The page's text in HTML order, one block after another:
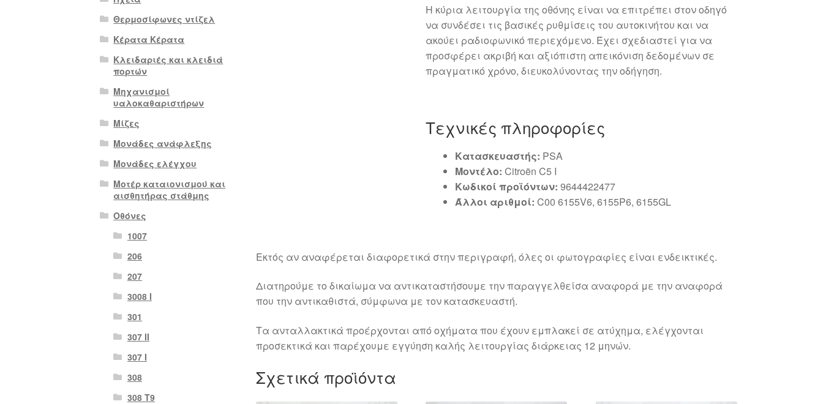
Η κύρια λειτουργία της οθόνης είναι να επιτρέπει στον οδηγό
να συνδέσει τις βασικές ρυθμίσεις του αυτοκινήτου και να
ακούει ραδιοφωνικό περιεχόμενο. Έχει σχεδιαστεί για να
προσφέρει ακριβή και αξιόπιστη απεικόνιση δεδομένων σε
πραγματικό χρόνο, διευκολύνοντας την οδήγηση.
Τεχνικές πληροφορίες
Κατασκευαστής: PSA
Μοντέλο: Citroën C5 I
Κωδικοί προϊόντων: 9644422477
Άλλοι αριθμοί: C00 6155V6, 6155P6, 6155GL
Εκτός αν αναφέρεται διαφορετικά στην περιγραφή, όλες οι φωτογραφίες είναι ενδεικτικές.
Διατηρούμε το δικαίωμα να αντικαταστήσουμε την παραγγελθείσα αναφορά με την αναφορά
που την αντικαθιστά, σύμφωνα με τον κατασκευαστή.
Τα ανταλλακτικά προέρχονται από οχήματα που έχουν εμπλακεί σε ατύχημα, ελέγχονται
προσεκτικά και παρέχουμε εγγύηση καλής λειτουργίας διάρκειας 12 μηνών.
Σχετικά προϊόντα
Θερμοσίφωνες ντίζελ
Κέρατα Κέρατα
Κλειδαριές και κλειδιά
πορτών
Μηχανισμοί
υαλοκαθαριστήρων
Μίζες
Μονάδες ανάφλεξης
Μονάδες ελέγχου
Μοτέρ καταιονισμού και
αισθητήρας στάθμης
Οθόνες
1007
206
207
3008 Ι
301
307 II
307 Ι
308
308 Τ9